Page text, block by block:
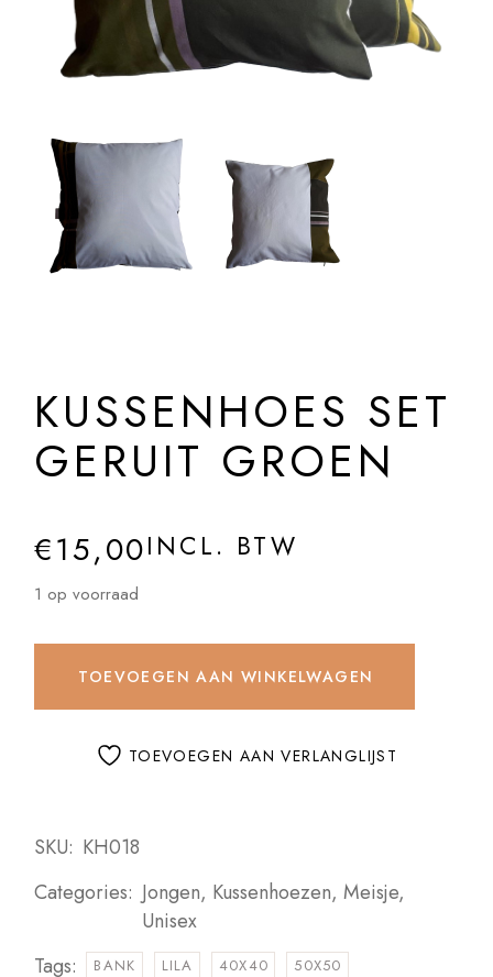
KUSSENHOES SET
GERUIT GROEN
€15,00INCL. BTW
1 op voorraad
TOEVOEGEN AAN WINKELWAGEN
TOEVOEGEN AAN VERLANGLIJST
SKU: KH018
Categories: Jongen, Kussenhoezen,Meisje,
Unisex
Tags:
BANK LILA 40X40
50X50